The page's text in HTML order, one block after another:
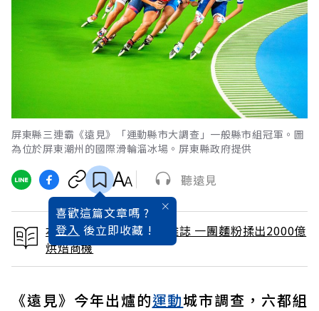
屏東縣三連霸《遠見》「運動縣市大調查」一般縣市組冠軍。圖
為位於屏東潮州的國際滑輪溜冰場。屏東縣政府提供
喜歡這篇文章嗎 ?
登入 後立即收藏 !
聽遠見
本文出自 2025 / 9月號雜誌 一團麵粉揉出2000億
烘焙商機
《遠見》今年出爐的運動城市調查，六都組